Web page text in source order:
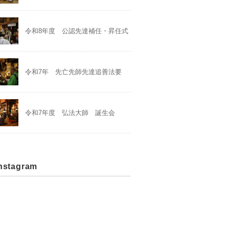
令和8年度 公認先達補任・昇任式
令和7年 先亡先師先達追善法要
令和7年度 弘法大師 誕生会